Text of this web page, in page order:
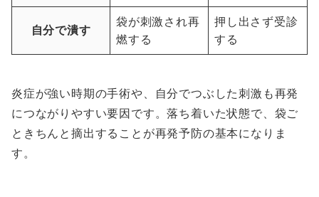
自分で潰す
袋が刺激され再
燃する
押し出さず受診
する
炎症が強い時期の手術や、自分でつぶした刺激も再発
につながりやすい要因です。落ち着いた状態で、袋ご
ときちんと摘出することが再発予防の基本になりま
す。